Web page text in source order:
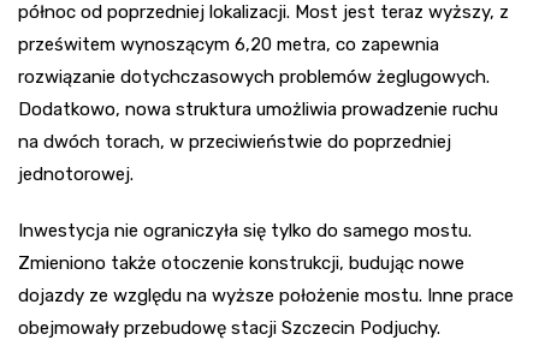
północ od poprzedniej lokalizacji. Most jest teraz wyższy, z
prześwitem wynoszącym 6,20 metra, co zapewnia
rozwiązanie dotychczasowych problemów żeglugowych.
Dodatkowo, nowa struktura umożliwia prowadzenie ruchu
na dwóch torach, w przeciwieństwie do poprzedniej
jednotorowej.
Inwestycja nie ograniczyła się tylko do samego mostu.
Zmieniono także otoczenie konstrukcji, budując nowe
dojazdy ze względu na wyższe położenie mostu. Inne prace
obejmowały przebudowę stacji Szczecin Podjuchy.